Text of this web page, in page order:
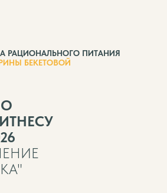
РАЦИОНАЛЬНОГО ПИТАНИЯ
БЕКЕТОВОЙ